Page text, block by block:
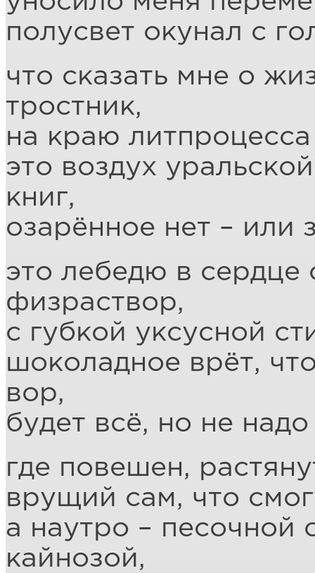
полусвет окунал с
что сказать мне о
тростник,
на краю литпроцесса
это воздух
книг,
озарённое нет – или
это лебедю в сердце
физраствор,
с губкой уксусной
шоколадное врёт,
вор,
будет всё, но не
где повешен,
врущий сам, что
а наутро – песочной
кайнозой,